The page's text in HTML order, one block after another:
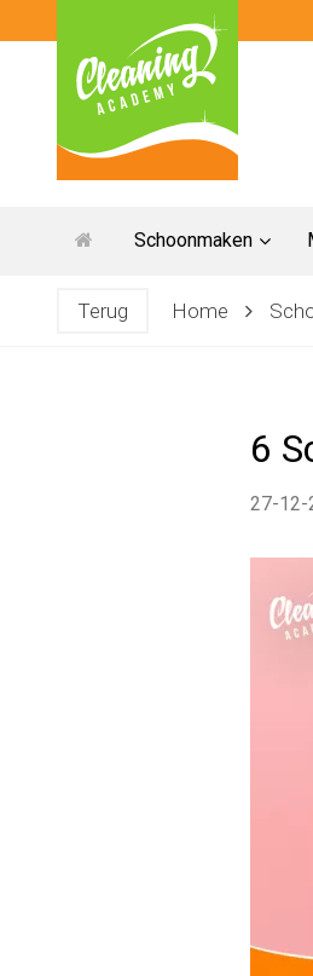
Schoonmaken
Terug Home
6
27-12-